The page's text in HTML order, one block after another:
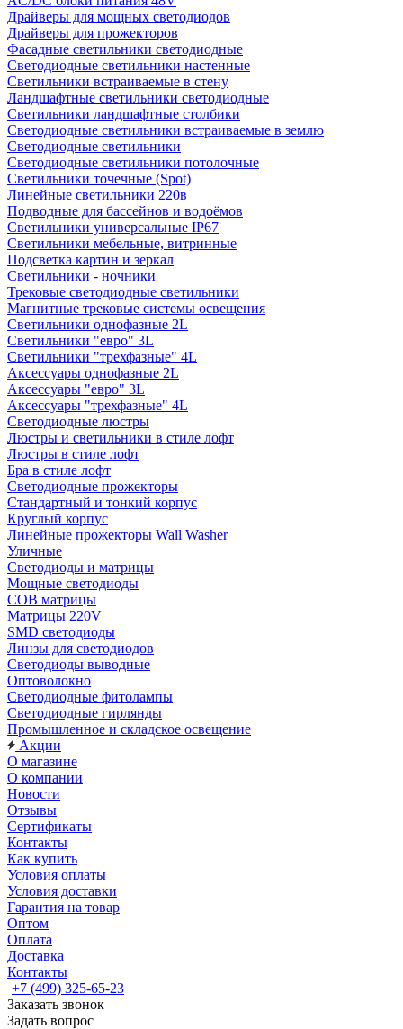
Драйверы для мощных светодиодов
Драйверы для прожекторов
Фасадные светильники светодиодные
Светодиодные светильники настенные
Светильники встраиваемые в стену
Ландшафтные светильники светодиодные
Светильники ландшафтные столбики
Светодиодные светильники встраиваемые в землю
Светодиодные светильники
Светодиодные светильники потолочные
Светильники точечные (Spot)
Линейные светильники 220в
Подводные для бассейнов и водоёмов
Светильники универсальные IP67
Светильники мебельные, витринные
Подсветка картин и зеркал
Светильники - ночники
Трековые светодиодные светильники
Магнитные трековые системы освещения
Светильники однофазные 2L
Светильники "евро" 3L
Светильники "трехфазные" 4L
Аксессуары однофазные 2L
Аксессуары "евро" 3L
Аксессуары "трехфазные" 4L
Светодиодные люстры
Люстры и светильники в стиле лофт
Люстры в стиле лофт
Бра в стиле лофт
Светодиодные прожекторы
Стандартный и тонкий корпус
Круглый корпус
Линейные прожекторы Wall Washer
Уличные
Светодиоды и матрицы
Мощные светодиоды
COB матрицы
Матрицы 220V
SMD светодиоды
Линзы для светодиодов
Светодиоды выводные
Оптоволокно
Светодиодные фитолампы
Светодиодные гирлянды
Промышленное и складское освещение
Акции
О магазине
О компании
Новости
Отзывы
Сертификаты
Контакты
Как купить
Условия оплаты
Условия доставки
Гарантия на товар
Оптом
Оплата
Доставка
Контакты
+7 (499) 325-65-23
Заказать звонок
Задать вопрос